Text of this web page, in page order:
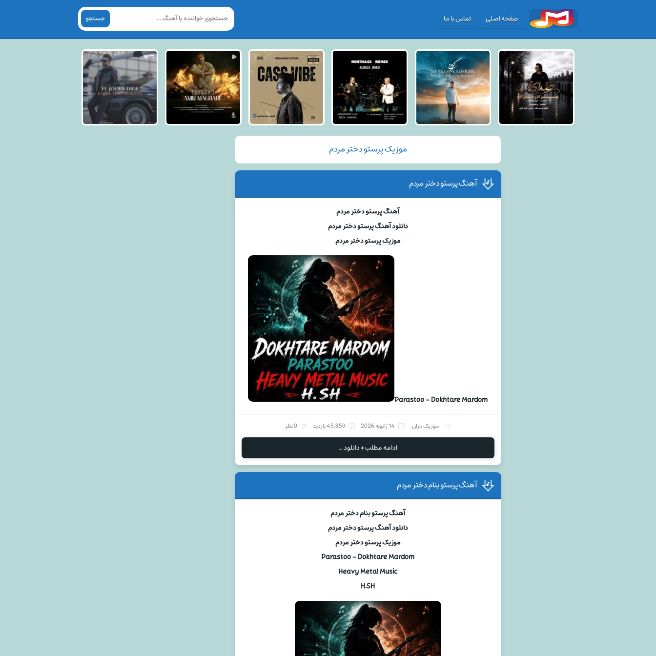
صفحه اصلی تماس با ما جستجو
موزیک پرستو دختر مردم
آهنگ پرستو دختر مردم
آهنگ پرستو دختر مردم
دانلود آهنگ پرستو دختر مردم
موزیک پرستو دختر مردم
Parastoo – Dokhtare Mardom
موزیک باران 14 ژانویه 2026 45,859 بازدید 0 نظر
ادامه مطلب + دانلود ...
آهنگ پرستو بنام دختر مردم
آهنگ پرستو بنام دختر مردم
دانلود آهنگ پرستو دختر مردم
موزیک پرستو دختر مردم
Parastoo – Dokhtare Mardom
Heavy Metal Music
H.SH